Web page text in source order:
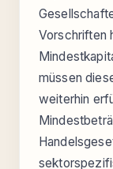
Vorschriften
müssen
weiterhin